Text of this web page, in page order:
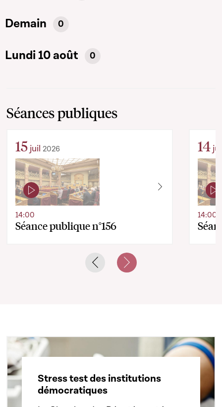
Demain 0
Lundi 10 août 0
Séances publiques
15 juil 2026
Séance publique n°156
14:00
14
14:00
Previous slideNext slide
Stress test des institutions
démocratiques